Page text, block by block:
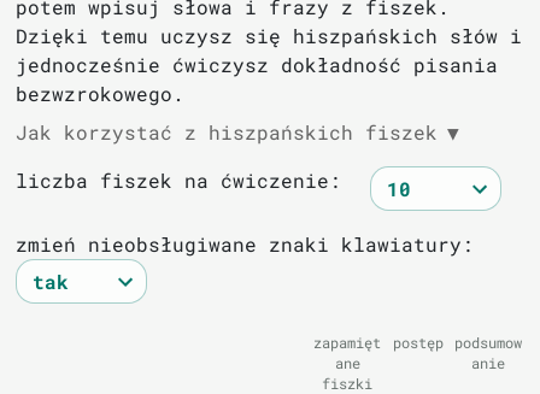
potem wpisuj słowa i frazy z fiszek.
Dzięki temu uczysz się hiszpańskich słów i
jednocześnie ćwiczysz dokładność pisania
bezwzrokowego.
Jak korzystać z hiszpańskich fiszek ▼
liczba fiszek na ćwiczenie:
zmień nieobsługiwane znaki klawiatury:
zapamięt
ane
fiszki
postęp
podsumow
anie